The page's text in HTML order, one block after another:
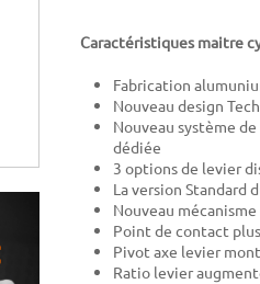
Caractéristiques maitre
Fabrication
Nouveau design
Nouveau système
dédiée
3 options de levier
La version Standard
Nouveau
Point de contact
Pivot axe levier
Ratio levier